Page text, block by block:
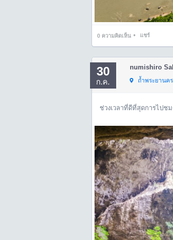
0ความคิดเห็น• แชร์
30
ก.ค.
numishiro
ถ้ำพระยานค
ช่วงเวลาที่ดีที่สุดการไปช